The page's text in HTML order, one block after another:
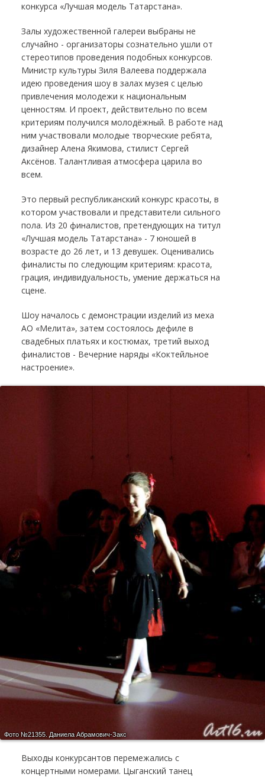
конкурса «Лучшая модель Татарстана».
Залы художественной галереи выбраны не
случайно - организаторы сознательно ушли от
стереотипов проведения подобных конкурсов.
Министр культуры Зиля Валеева поддержала
идею проведения шоу в залах музея с целью
привлечения молодежи к национальным
ценностям. И проект, действительно по всем
критериям получился молодёжный. В работе над
ним участвовали молодые творческие ребята,
дизайнер Алена Якимова, стилист Сергей
Аксёнов. Талантливая атмосфера царила во
всем.
Это первый республиканский конкурс красоты, в
котором участвовали и представители сильного
пола. Из 20 финалистов, претендующих на титул
«Лучшая модель Татарстана» - 7 юношей в
возрасте до 26 лет, и 13 девушек. Оценивались
финалисты по следующим критериям: красота,
грация, индивидуальность, умение держаться на
сцене.
Шоу началось с демонстрации изделий из меха
АО «Мелита», затем состоялось дефиле в
свадебных платьях и костюмах, третий выход
финалистов - Вечерние наряды «Коктейльное
настроение».
Фото №21355. Даниела Абрамович-Закс
Выходы конкурсантов перемежались с
концертными номерами. Цыганский танец